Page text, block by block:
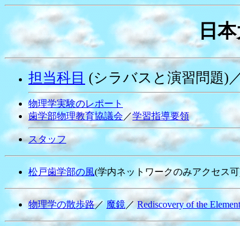
日
担当科目 (シラバスと演習問題)
物理学実験のレポート
歯学部物理教育協議会／学習指導要領
スタッフ
松戸歯学部の風(学内ネットワークのみアクセス
物理学の散歩路／ 魔鏡／Rediscovery of the